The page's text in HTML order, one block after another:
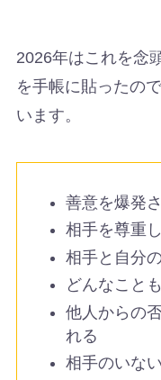
2026年はこれを念
を手帳に貼ったの
います。
善意を爆発
相手を尊重
相手と自分
どんなこと
他人からの
れる
相手のいな